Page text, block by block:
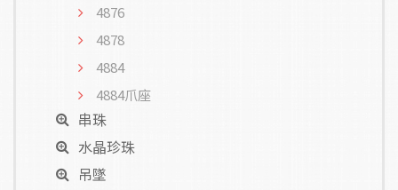
4876
4878
4884
4884爪座
串珠
水晶珍珠
吊墜